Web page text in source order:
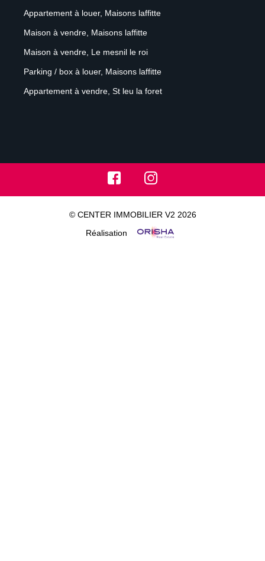
Appartement à louer, Maisons laffitte
Maison à vendre, Maisons laffitte
Maison à vendre, Le mesnil le roi
Parking / box à louer, Maisons laffitte
Appartement à vendre, St leu la foret
© CENTER IMMOBILIER V2 2026
Réalisation